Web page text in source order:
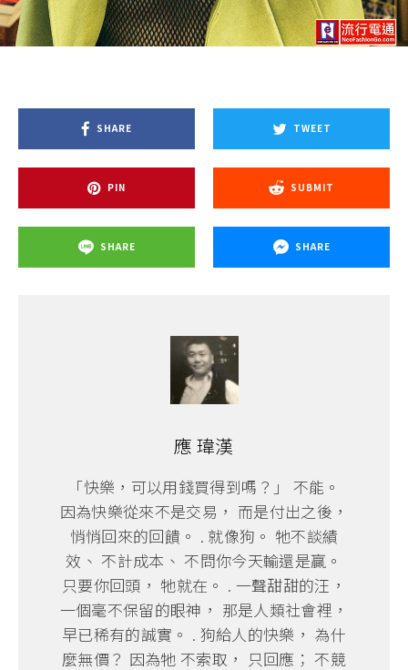
SHARE TWEET
PIN SUBMIT
SHARE SHARE
應 瑋漢
「快樂，可以用錢買得到嗎？」 不能。
因為快樂從來不是交易， 而是付出之後，
悄悄回來的回饋。 . 就像狗。 牠不談績
效、 不計成本、 不問你今天輸還是贏。
只要你回頭， 牠就在。 . 一聲甜甜的汪，
一個毫不保留的眼神， 那是人類社會裡，
早已稀有的誠實。 . 狗給人的快樂， 為什
麼無價？ 因為牠 不索取， 只回應； 不競